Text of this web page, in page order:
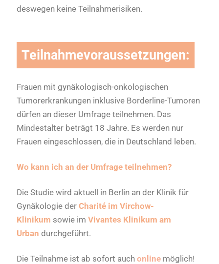
deswegen keine Teilnahmerisiken.
Teilnahmevoraussetzungen:
Frauen mit gynäkologisch-onkologischen
Tumorerkrankungen inklusive Borderline-Tumoren
dürfen an dieser Umfrage teilnehmen. Das
Mindestalter beträgt 18 Jahre. Es werden nur
Frauen eingeschlossen, die in Deutschland leben.
Wo kann ich an der Umfrage teilnehmen?
Die Studie wird aktuell in Berlin an der Klinik für
Gynäkologie der Charité im Virchow-
Klinikum sowie im Vivantes Klinikum am
Urban durchgeführt.
Die Teilnahme ist ab sofort auch online möglich!